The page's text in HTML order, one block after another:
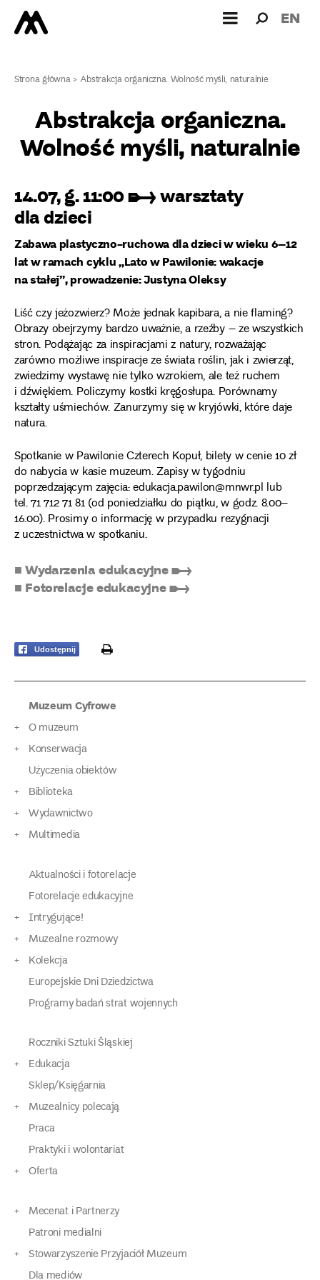
dla: EN
Strona główna>Abstrakcja organiczna. Wolność myśli, naturalnie
Abstrakcja organiczna.
Wolność myśli, naturalnie
14.07, g. 11:00 ➸ warsztaty
dla dzieci
Zabawa plastyczno-ruchowa dla dzieci w wieku 6–12
lat w ramach cyklu „Lato w Pawilonie: wakacje
na stałej”, prowadzenie: Justyna Oleksy
Liść czy jeżozwierz? Może jednak kapibara, a nie flaming?
Obrazy obejrzymy bardzo uważnie, a rzeźby – ze wszystkich
stron. Podążając za inspiracjami z natury, rozważając
zarówno możliwe inspiracje ze świata roślin, jak i zwierząt,
zwiedzimy wystawę nie tylko wzrokiem, ale też ruchem
i dźwiękiem. Policzymy kostki kręgosłupa. Porównamy
kształty uśmiechów. Zanurzymy się w kryjówki, które daje
natura.
Spotkanie w Pawilonie Czterech Kopuł, bilety w cenie 10 zł
do nabycia w kasie muzeum. Zapisy w tygodniu
poprzedzającym zajęcia: edukacja.pawilon@mnwr.pl lub
tel. 71 712 71 81 (od poniedziałku do piątku, w godz. 8.00–
16.00). Prosimy o informację w przypadku rezygnacji
z uczestnictwa w spotkaniu.
■ Wydarzenia edukacyjne ➸
■ Fotorelacje edukacyjne ➸
Udostępnij print
Muzeum Cyfrowe
O muzeum
Konserwacja
Użyczenia obiektów
Biblioteka
Wydawnictwo
Multimedia
Aktualności i fotorelacje
Fotorelacje edukacyjne
Intrygujące!
Muzealne rozmowy
Kolekcja
Europejskie Dni Dziedzictwa
Programy badań strat wojennych
Roczniki Sztuki Śląskiej
Edukacja
Sklep/Księgarnia
Muzealnicy polecają
Praca
Praktyki i wolontariat
Oferta
Mecenat i Partnerzy
Patroni medialni
Stowarzyszenie Przyjaciół Muzeum
Dla mediów